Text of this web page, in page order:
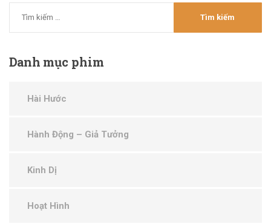
Danhmục phim
Hài Hước
Hành Động – Giả Tưởng
Kinh Dị
Hoạt Hình